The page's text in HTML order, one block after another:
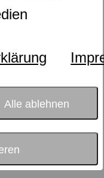
Alle ablehnen